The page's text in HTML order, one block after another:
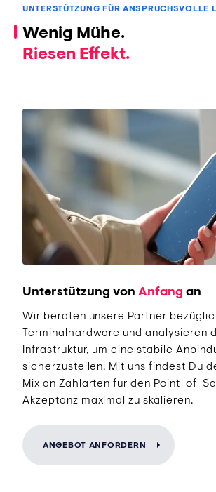
UNTERSTÜTZUNG FÜR ANSPRUCHSVOLLE
Wenig Mühe.
Riesen Effekt.
Unterstützung von Anfang an
Wir beraten unsere Partner
Terminalhardware und analysieren
Infrastruktur, um eine stabile
sicherzustellen. Mit uns findest Du
Mix an Zahlarten für den Point-of-
Akzeptanz maximal zu skalieren.
ANGEBOT ANFORDERN